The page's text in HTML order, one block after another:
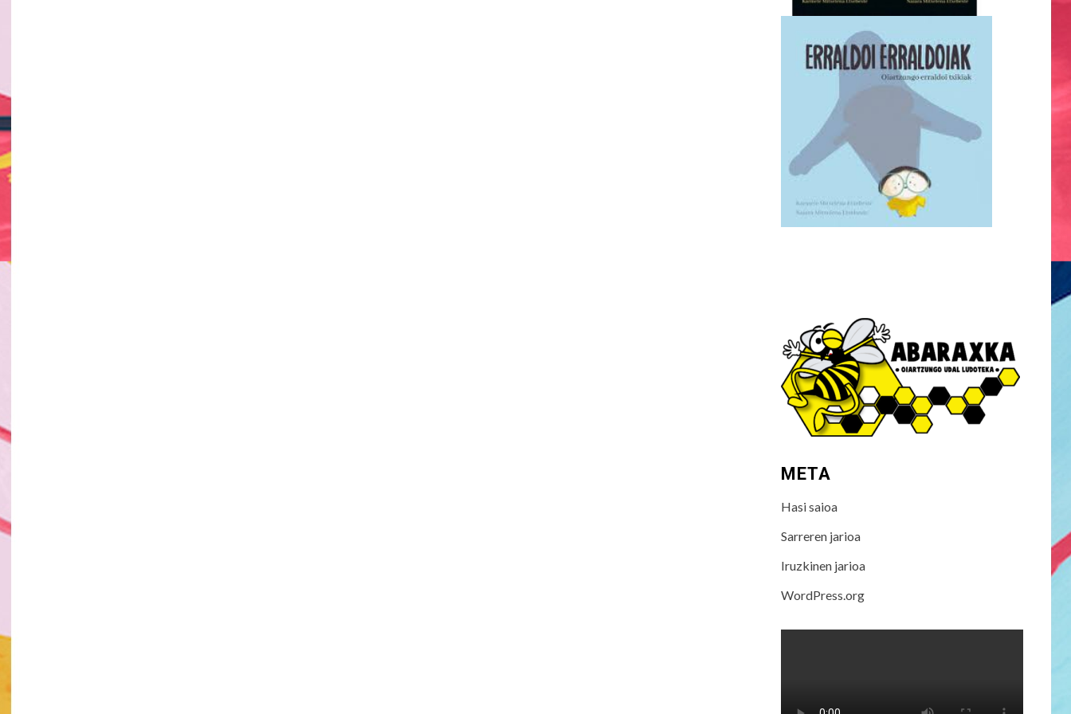
META
Hasi saioa
Sarreren jarioa
Iruzkinen jarioa
WordPress.org